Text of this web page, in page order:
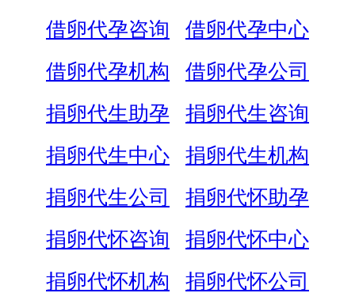
借卵代孕咨询
借卵代孕中心
借卵代孕机构
借卵代孕公司
捐卵代生助孕
捐卵代生咨询
捐卵代生中心
捐卵代生机构
捐卵代生公司
捐卵代怀助孕
捐卵代怀咨询
捐卵代怀中心
捐卵代怀机构
捐卵代怀公司